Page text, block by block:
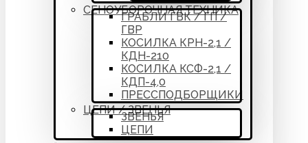
СЕНОУБОРОЧНАЯ ТЕХНИКА
ГРАБЛИ ГВК / ГП /
ГВР
КОСИЛКА КРН-2,1 /
КДН-210
КОСИЛКА КСФ-2,1 /
КДП-4,0
ПРЕССПОДБОРЩИКИ
ЦЕПИ / ЗВЕНЬЯ
ЗВЕНЬЯ
ЦЕПИ